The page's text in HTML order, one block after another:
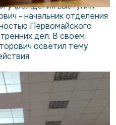
учреждения выступил
- начальник отделения
Первомайского
дел. В своем
осветил тему